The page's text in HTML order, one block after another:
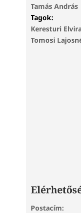
Tamás András
Tagok:
Keresturi
Tomosi
Postacím: